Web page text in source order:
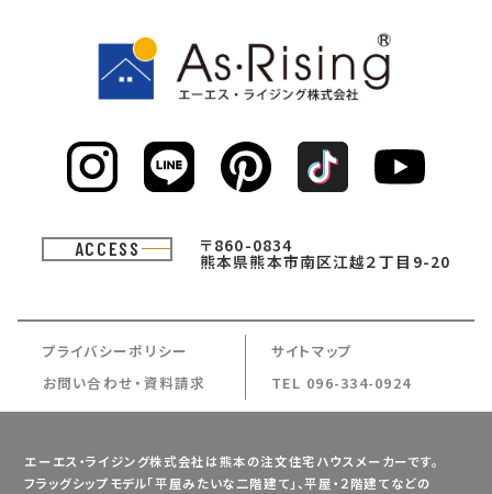
ACCESS 〒860-0834
熊本県熊本市南区江越２丁目9-20
プライバシーポリシー
サイトマップ
お問い合わせ・資料請求
TEL 096-334-0924
エーエス・ライジング株式会社は熊本の注文住宅ハウスメーカーです。
フラッグシップモデル「平屋みたいな二階建て」、平屋・２階建てなどの